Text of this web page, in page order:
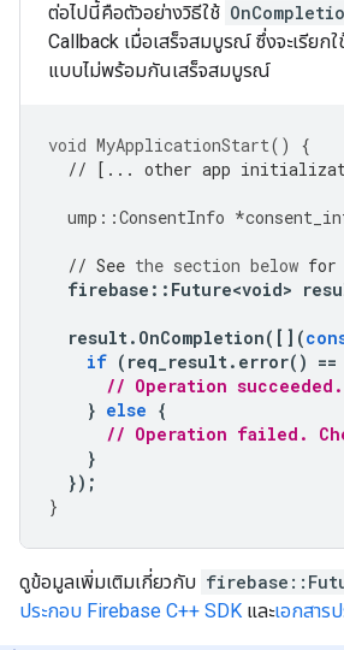
ต่อไปนี้คือตัวอย่างวิธีใช้
Callback เมื่อเสร็จสมบูรณ์ ซึ่งจะเรียกใ
แบบไม่พร้อมกันเสร็จสมบูรณ์
void MyApplicationStart()
{
// [... other app
ump ::ConsentInfo *
// See the section below for
firebase :: Future<void>
result. OnCompletion([](
if ( req_result. error() ==
// Operation succeeded.
} else {
// Operation failed.
}
});
}
ดูข้อมูลเพิ่มเติมเกี่ยวกับ
ประกอบ Firebase C++ SDK และเอกสาร